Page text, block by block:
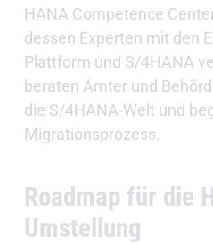
HANA Competence
dessen Experten mit den
Plattform und S/4HANA
beraten Ämter und
die S/4HANA-Welt und
Migrationsprozess.
Roadmap für die
Umstellung